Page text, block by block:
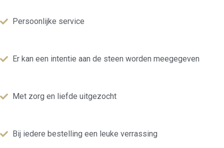
Persoonlijke service
Er kan een intentie aan de steen worden meegegeven
Met zorg en liefde uitgezocht
Bij iedere bestelling een leuke verrassing